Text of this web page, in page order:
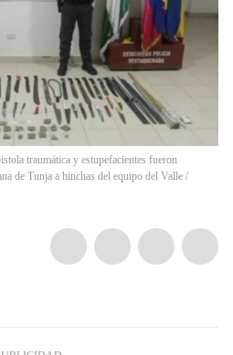
traumática y estupefacientes fueron
de Tunja a hinchas del equipo del Valle /